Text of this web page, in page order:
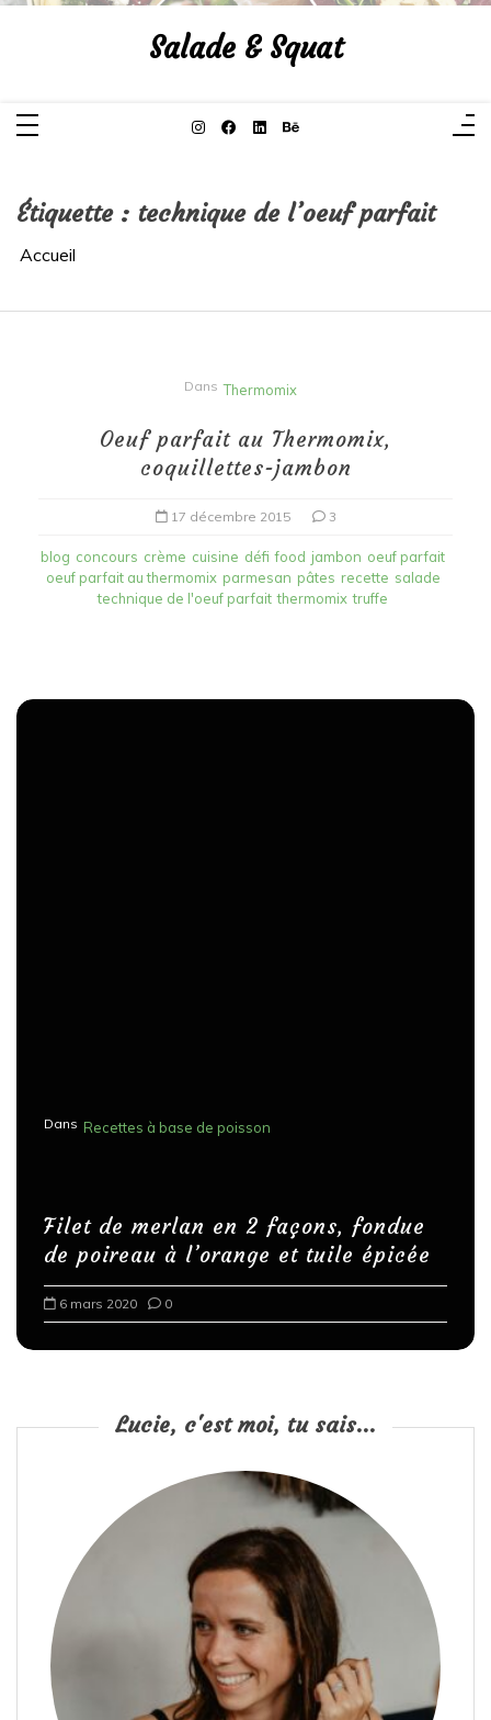
Aller
Salade & Squat
Étiquette : technique de l’oeuf parfait
Accueil
Dans Thermomix
Oeuf parfait au Thermomix,
coquillettes-jambon
17 décembre 2015 3
blog concours crème cuisine défi food jambon oeuf parfait
oeuf parfait au thermomix parmesan pâtes recette salade
technique de l'oeuf parfait thermomix truffe
Dans Recettes à base de poisson
Filet de merlan en 2 façons, fondue
de poireau à l’orange et tuile épicée
6 mars 2020 0
Lucie, c'est moi, tu sais...